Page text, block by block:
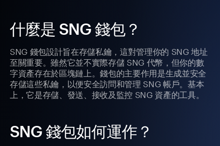
什麼是 SNG 錢包？
SNG 錢包設計旨在存儲私鑰，這對管理你的 SNG 地址
至關重要。雖然它並不實際存儲 SNG 代幣，但你的數
字資產存在於區塊鏈上。錢包的主要作用是生成並安全
存儲這些私鑰，以便安全訪問和管理 SNG 帳戶。基本
上，它是存儲、發送、接收及監控 SNG 資產的工具。
SNG 錢包如何運作？